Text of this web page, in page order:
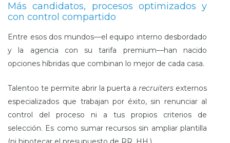
Más candidatos, procesos optimizados y
con control compartido
Entre esos dos mundos—el equipo interno desbordado
y la agencia con su tarifa premium—han nacido
opciones híbridas que combinan lo mejor de cada casa.
Talentoo te permite abrir la puerta a recruiters externos
especializados que trabajan por éxito, sin renunciar al
control del proceso ni a tus propios criterios de
selección. Es como sumar recursos sin ampliar plantilla